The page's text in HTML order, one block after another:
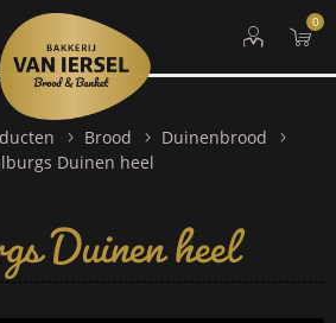
0
Brood
Duinenbrood
Duinen heel
Duinen heel